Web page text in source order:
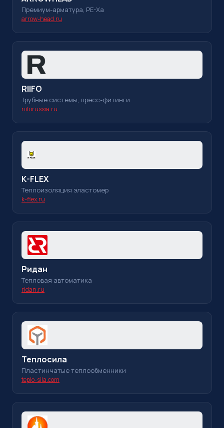
Премиум-арматура, PE-Xa
arrow-head.ru
RIIFO
Трубные системы, пресс-фитинги
riiforussia.ru
K-FLEX
Теплоизоляция эластомер
k-flex.ru
Ридан
Тепловая автоматика
ridan.ru
Теплосила
Пластинчатые теплообменники
teplo-sila.com